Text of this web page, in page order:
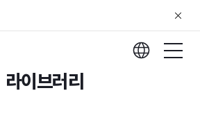
라이브러리